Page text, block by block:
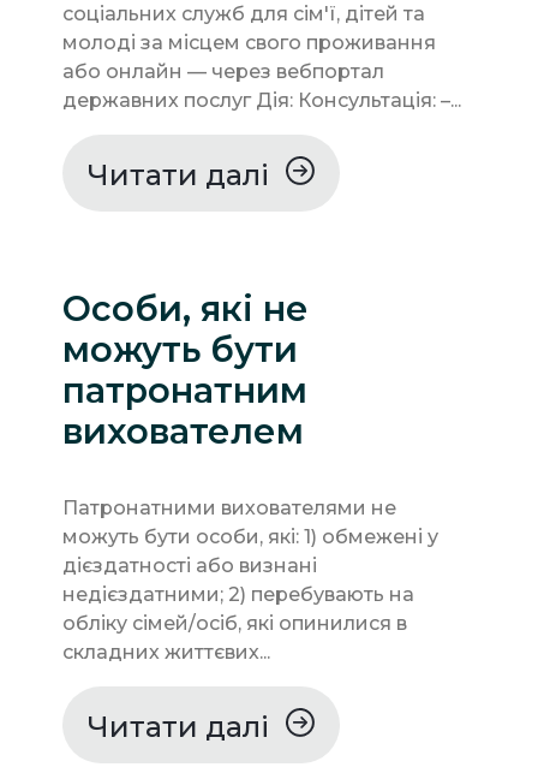
соціальних служб для сім'ї, дітей та
молоді за місцем свого проживання
або онлайн — через вебпортал
державних послуг Дія: Консультація: –...
Читати далі
Особи, які не
можуть бути
патронатним
вихователем
Патронатними вихователями не
можуть бути особи, які: 1) обмежені у
дієздатності або визнані
недієздатними; 2) перебувають на
обліку сімей/осіб, які опинилися в
складних життєвих...
Читати далі